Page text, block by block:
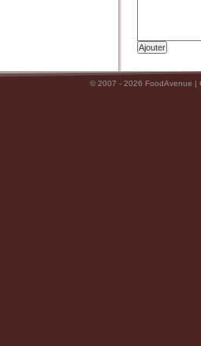
© 2007 - 2026 FoodAvenue |